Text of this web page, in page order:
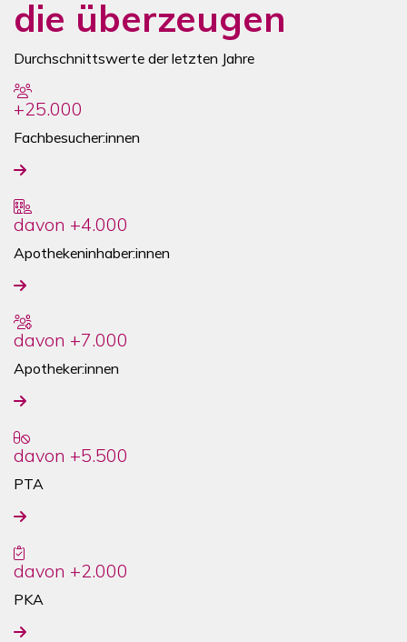
die überzeugen
Durchschnittswerte der letzten Jahre
+25.000
Fachbesucher:innen
davon +4.000
Apothekeninhaber:innen
davon +7.000
Apotheker:innen
davon +5.500
PTA
davon +2.000
PKA